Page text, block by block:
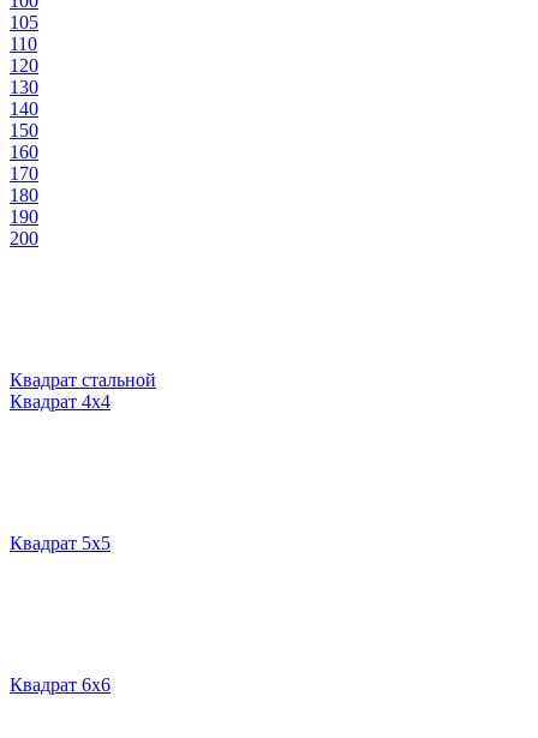
105
110
120
130
140
150
160
170
180
190
200
Квадрат стальной
Квадрат 4х4
Квадрат 5х5
Квадрат 6х6